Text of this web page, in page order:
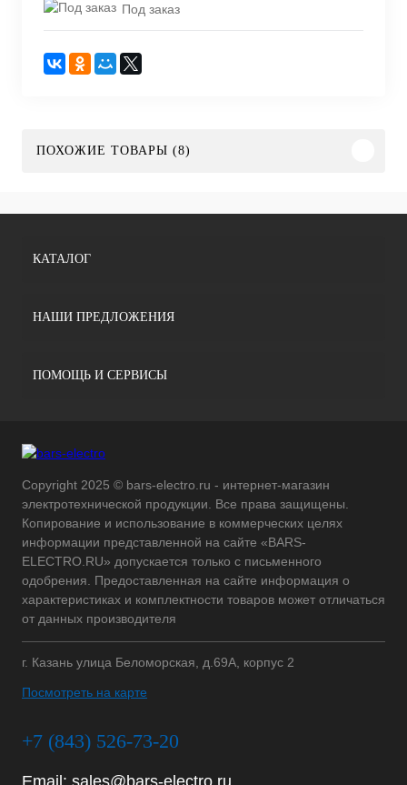
Под заказ
ПОХОЖИЕ ТОВАРЫ (8)
КАТАЛОГ
НАШИ ПРЕДЛОЖЕНИЯ
ПОМОЩЬ И СЕРВИСЫ
Copyright 2025 © bars-electro.ru - интернет-магазин
электротехнической продукции. Все права защищены.
Копирование и использование в коммерческих целях
информации представленной на сайте «BARS-
ELECTRO.RU» допускается только с письменного
одобрения. Предоставленная на сайте информация о
характеристиках и комплектности товаров может отличаться
от данных производителя
г. Казань улица Беломорская, д.69А, корпус 2
Посмотреть на карте
+7 (843) 526-73-20
Email: sales@bars-electro.ru